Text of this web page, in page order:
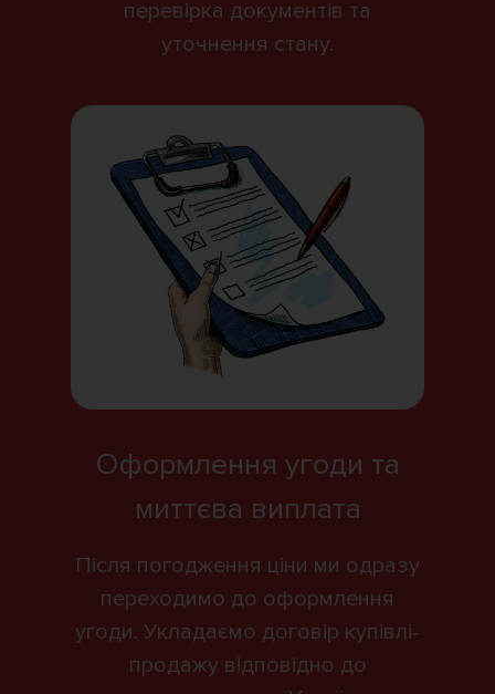
перевірка документів та
уточнення стану.
Оформлення угоди та
миттєва виплата
Після погодження ціни ми одразу
переходимо до оформлення
угоди. Укладаємо договір купівлі-
продажу відповідно до